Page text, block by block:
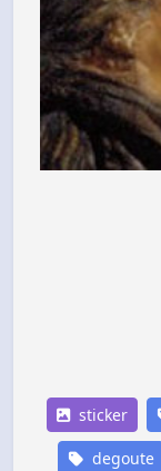
sticker
degoute